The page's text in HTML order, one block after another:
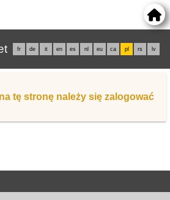
fr de it en es nl eu ca pl rs lv
tę stronę należy się zalogować